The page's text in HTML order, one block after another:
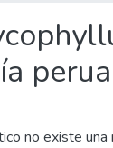
no existe